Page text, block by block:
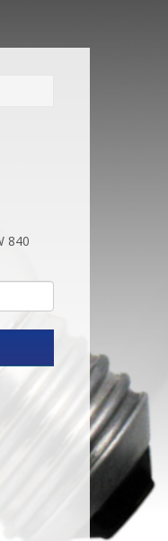
840